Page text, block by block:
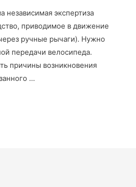
экспертиза
приводимое в движение
ручные рычаги). Нужно
передачи велосипеда.
причины возникновения
…